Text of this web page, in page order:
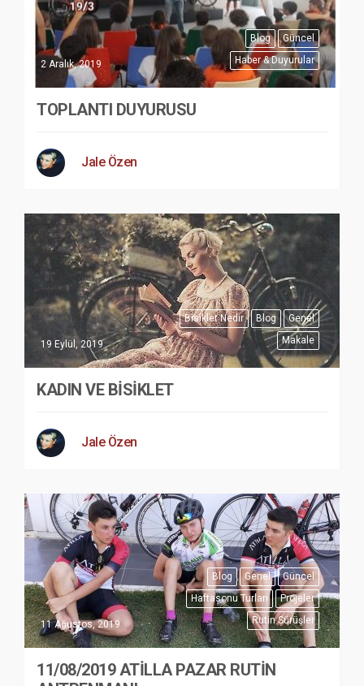
Blog
Güncel
Haber & Duyurular
2 Aralık, 2019
TOPLANTI DUYURUSU
Jale Özen
Bisiklet Nedir Blog
Genel
Makale
19 Eylül, 2019
KADIN VE BİSİKLET
Jale Özen
Blog Genel
Güncel
Haftasonu Turları
Projeler
Rutin Sürüşler
11 Ağustos, 2019
11/08/2019 ATİLLA PAZAR RUTİN